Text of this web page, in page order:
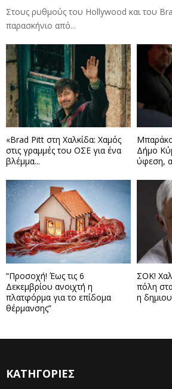
Στους ρυθμούς του Hollywood και του
παρασκήνιο από...
«Brad Pitt στη Χαλκίδα: Χαμός
στις γραμμές του ΟΣΕ για ένα
βλέμμα...
Δήμο
ύφεση,
“Προσοχή! Έως τις 6
Δεκεμβρίου ανοιχτή η
πλατφόρμα για το επίδομα
θέρμανσης”
ΣΟΚ!
πόλη
η
ΚΑΤΗΓΟΡΙΕΣ